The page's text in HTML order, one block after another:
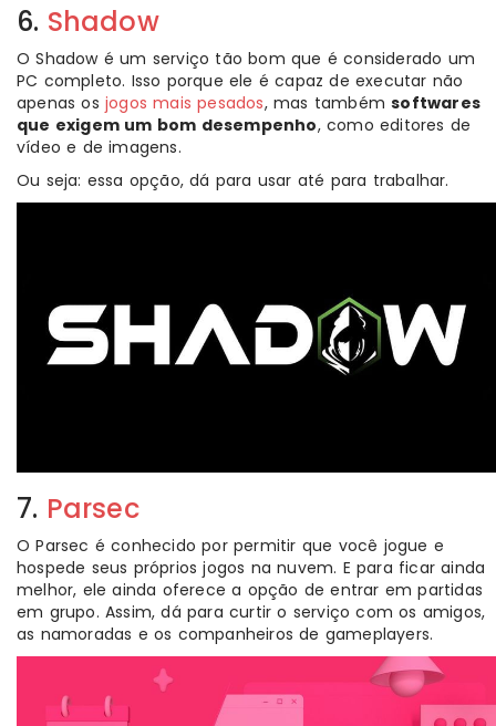
6. Shadow
O Shadow é um serviço tão bom que é considerado um
PC completo. Isso porque ele é capaz de executar não
apenas os jogos mais pesados, mas tambémsoftwares
que exigem um bom desempenho, como editores de
vídeo e de imagens.
Ou seja: essa opção, dá para usar até para trabalhar.
7. Parsec
O Parsec é conhecido por permitir que você jogue e
hospede seus próprios jogos na nuvem. E para ficar ainda
melhor, ele ainda oferece a opção de entrar em partidas
em grupo. Assim, dá para curtir o serviço com os amigos,
as namoradas e os companheiros de gameplayers.